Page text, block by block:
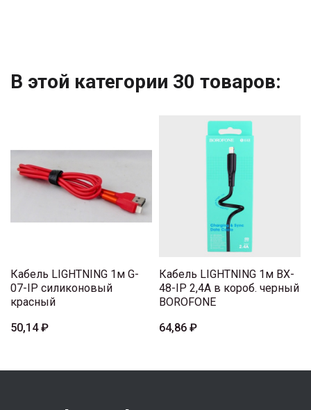
В этой категории 30 товаров:
Кабель LIGHTNING 1м G-
07-IP силиконовый
красный
50,14 ₽
Кабель LIGHTNING 1м BX-
48-IP 2,4A в короб. черный
BOROFONE
64,86 ₽